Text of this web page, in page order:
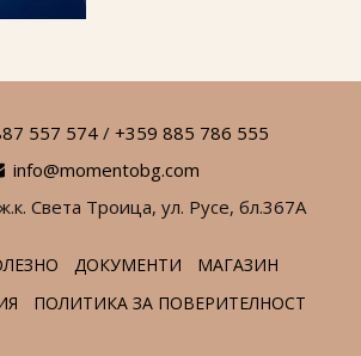
Политика за
ЗАПИТВАНЕ
557 574 / +359 885 786 555
info@momentobg.com
Света Троица, ул. Русе, бл.367А
ДОКУМЕНТИ
МАГАЗИН
ПОЛИТИКА ЗА ПОВЕРИТЕЛНОСТ